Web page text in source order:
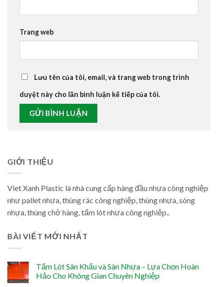
Trang web
Lưu tên của tôi, email, và trang web trong trình
duyệt này cho lần bình luận kế tiếp của tôi.
GIỚI THIỆU
Viet Xanh Plastic là nhà cung cấp hàng đầu nhựa công nghiệp
như pallet nhựa, thùng rác công nghiệp, thùng nhựa, sóng
nhựa, thùng chở hàng, tấm lót nhựa công nghiệp..
BÀI VIẾT MỚI NHẤT
Tấm Lót Sân Khấu và Sàn Nhựa – Lựa Chọn Hoàn
Hảo Cho Không Gian Chuyên Nghiệp